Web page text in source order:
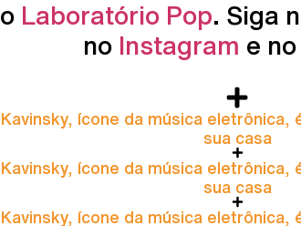
o Laboratório Pop. Siga
no Instagram e no
Kavinsky, ícone da música eletrônica,
sua casa
Kavinsky, ícone da música eletrônica,
sua casa
Kavinsky, ícone da música eletrônica,